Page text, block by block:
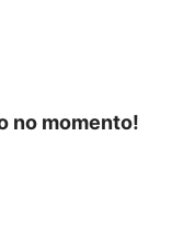
no momento!